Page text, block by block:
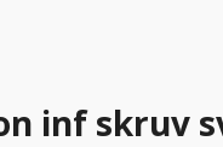
inf skruv